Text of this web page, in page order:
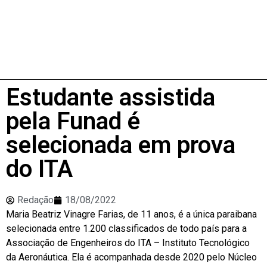
Estudante assistida
pela Funad é
selecionada em prova
do ITA
Redação
18/08/2022
Maria Beatriz Vinagre Farias, de 11 anos, é a única paraibana
selecionada entre 1.200 classificados de todo país para a
Associação de Engenheiros do ITA – Instituto Tecnológico
da Aeronáutica. Ela é acompanhada desde 2020 pelo Núcleo